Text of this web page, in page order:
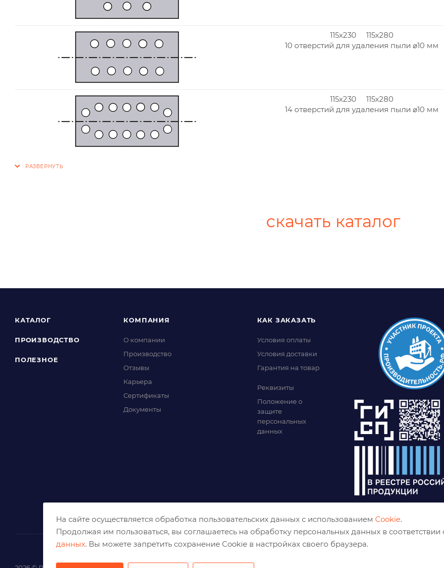
115x230 115x280
10 отверстий для удаления пыли ⌀10 мм
115x230 115x280
14 отверстий для удаления пыли ⌀10 мм
скачать каталог
КАТАЛОГ
ПРОИЗВОДСТВО
ПОЛЕЗНОЕ
КОМПАНИЯ
О компании
Производство
Отзывы
Карьера
Сертификаты
Документы
КАК ЗАКАЗАТЬ
Условия оплаты
Условия доставки
Гарантия на товар
Реквизиты
Положение о
защите
персональных
данных
На сайте осуществляется обработка пользовательских данных с использованием Cookie.
Продолжая им пользоваться, вы соглашаетесь на обработку персональных данных в соответствии
данных. Вы можете запретить сохранение Cookie в настройках своего браузера.